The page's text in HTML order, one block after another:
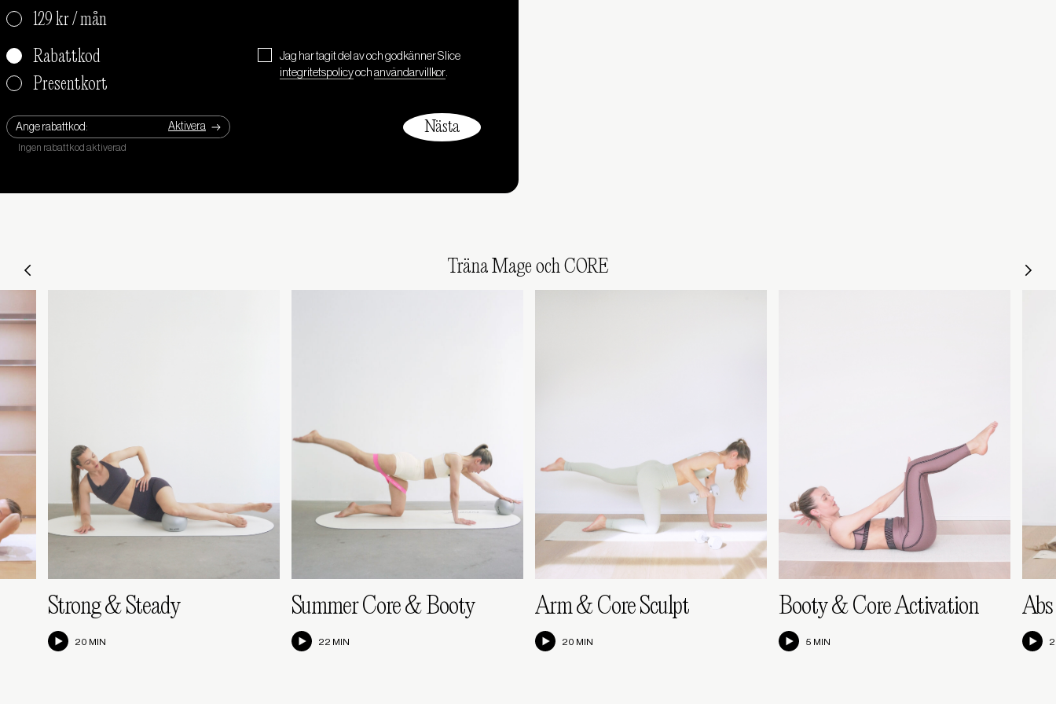
129 kr / mån
Rabattkod
Presentkort
Ange rabattkod:
Jag har tagit del av och godkänner Slice
integritetspolicyoch användarvillkor.
Träna Mage och CORE
Strong & Steady
20 MIN
Summer Core & Booty
22 MIN
Arm & Core Sculpt
20 MIN
Booty & Core Activation
5 MIN